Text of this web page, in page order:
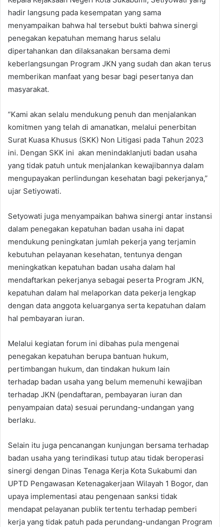
hadir langsung pada kesempatan yang sama
menyampaikan bahwa hal tersebut bukti bahwa sinergi
penegakan kepatuhan memang harus selalu
dipertahankan dan dilaksanakan bersama demi
keberlangsungan Program JKN yang sudah dan akan terus
memberikan manfaat yang besar bagi pesertanya dan
masyarakat.
“Kami akan selalu mendukung penuh dan menjalankan
komitmen yang telah di amanatkan, melalui penerbitan
Surat Kuasa Khusus (SKK) Non Litigasi pada Tahun 2023
ini. Dengan SKK ini akan menindaklanjuti badan usaha
yang tidak patuh untuk menjalankan kewajibannya dalam
mengupayakan perlindungan kesehatan bagi pekerjanya,”
ujar Setiyowati.
Setyowati juga menyampaikan bahwa sinergi antar instansi
dalam penegakan kepatuhan badan usaha ini dapat
mendukung peningkatan jumlah pekerja yang terjamin
kebutuhan pelayanan kesehatan, tentunya dengan
meningkatkan kepatuhan badan usaha dalam hal
mendaftarkan pekerjanya sebagai peserta Program JKN,
kepatuhan dalam hal melaporkan data pekerja lengkap
dengan data anggota keluarganya serta kepatuhan dalam
hal pembayaran iuran.
Melalui kegiatan forum ini dibahas pula mengenai
penegakan kepatuhan berupa bantuan hukum,
pertimbangan hukum, dan tindakan hukum lain
terhadap badan usaha yang belum memenuhi kewajiban
terhadap JKN (pendaftaran, pembayaran iuran dan
penyampaian data) sesuai perundang-undangan yang
berlaku.
Selain itu juga pencanangan kunjungan bersama terhadap
badan usaha yang terindikasi tutup atau tidak beroperasi
sinergi dengan Dinas Tenaga Kerja Kota Sukabumi dan
UPTD Pengawasan Ketenagakerjaan Wilayah 1 Bogor, dan
upaya implementasi atau pengenaan sanksi tidak
mendapat pelayanan publik tertentu terhadap pemberi
kerja yang tidak patuh pada perundang-undangan Program